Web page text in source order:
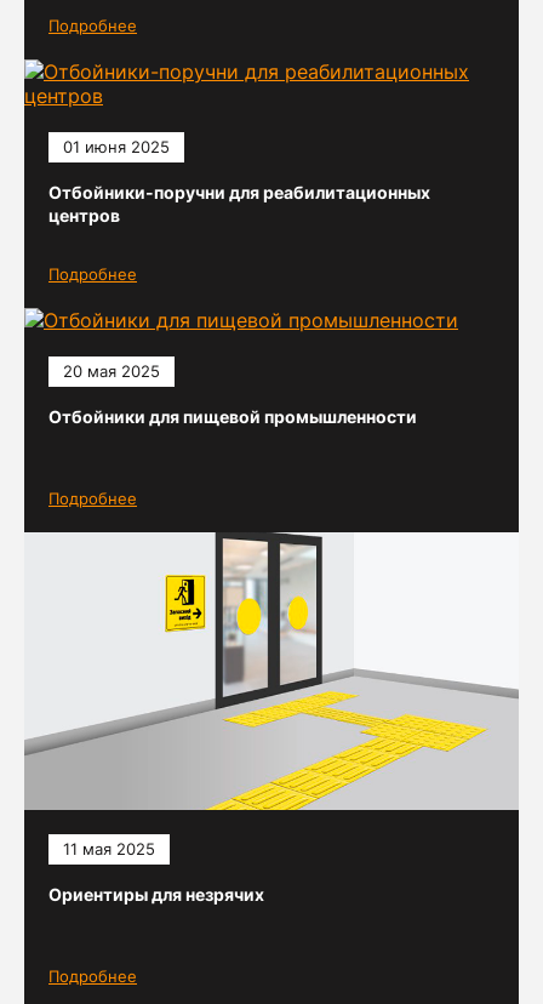
Подробнее
01 июня 2025
Отбойники-поручни для реабилитационных
центров
Подробнее
20 мая 2025
Отбойники для пищевой промышленности
Подробнее
11 мая 2025
Ориентиры для незрячих
Подробнее